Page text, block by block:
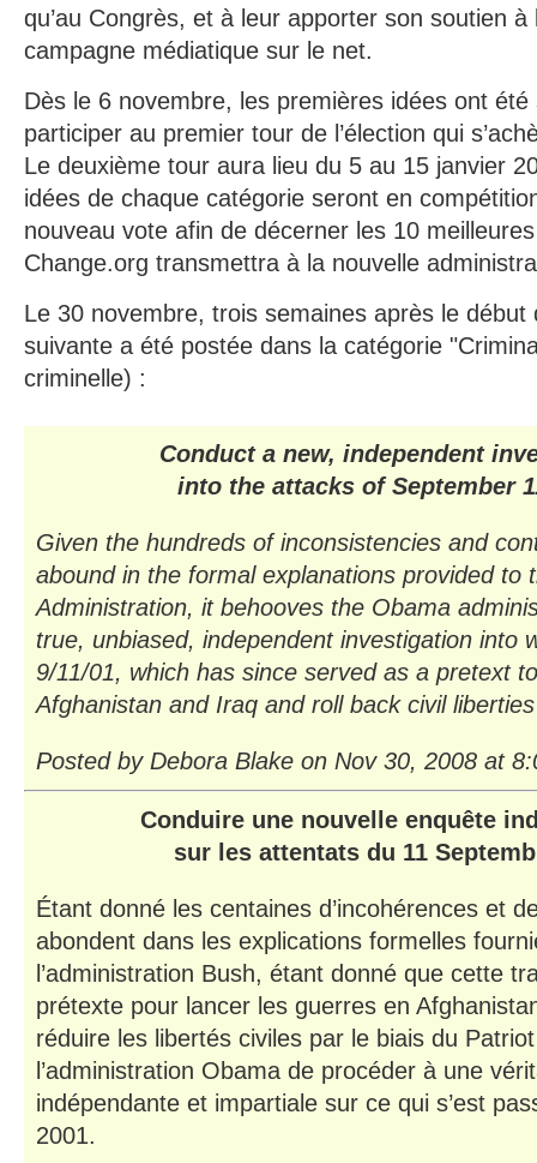
qu’au Congrès, et à leur apporter son soutien à
campagne médiatique sur le net.
Dès le 6 novembre, les premières idées ont
participer au premier tour de l’élection qui
Le deuxième tour aura lieu du 5 au 15 janvier
idées de chaque catégorie seront en
nouveau vote afin de décerner les 10
Change.org transmettra à la nouvelle
Le 30 novembre, trois semaines après le début
suivante a été postée dans la catégorie
criminelle) :
Conduct a new, independent
into the attacks of September
Given the hundreds of inconsistencies and
abound in the formal explanations provided to
Administration, it behooves the Obama
true, unbiased, independent investigation into
9/11/01, which has since served as a pretext
Afghanistan and Iraq and roll back civil
Posted by Debora Blake on Nov 30, 2008 at
Conduire une nouvelle enquête
sur les attentats du 11
Étant donné les centaines d’incohérences et
abondent dans les explications formelles
l’administration Bush, étant donné que cette
prétexte pour lancer les guerres en
réduire les libertés civiles par le biais du
l’administration Obama de procéder à une
indépendante et impartiale sur ce qui s’est
2001.